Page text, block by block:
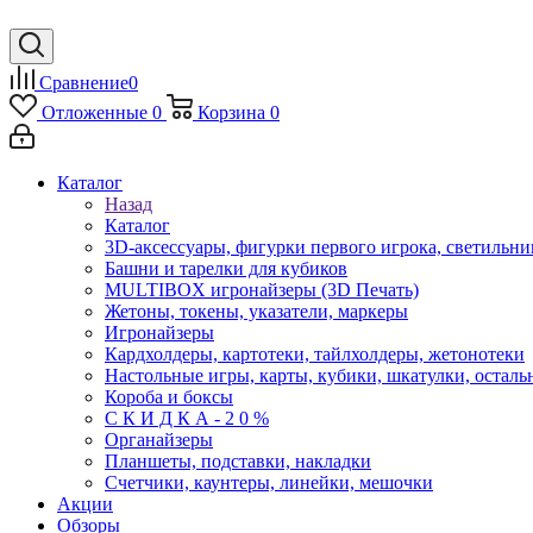
Сравнение0
Отложенные 0 Корзина 0
Каталог
Назад
Каталог
3D-аксессуары, фигурки первого игрока,
Башни и тарелки для кубиков
MULTIBOX игронайзеры (3D Печать)
Жетоны, токены, указатели, маркеры
Игронайзеры
Кардхолдеры, картотеки, тайлхолдеры, жетонотеки
Настольные игры, карты, кубики, шкатулки,
Короба и боксы
С К И Д К А - 2 0 %
Органайзеры
Планшеты, подставки, накладки
Счетчики, каунтеры, линейки, мешочки
Акции
Обзоры